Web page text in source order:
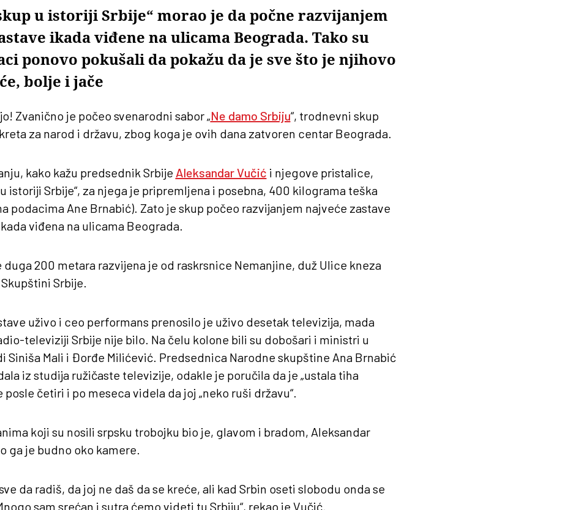
u istoriji Srbije“ morao je da počne razvijanjem
ikada viđene na ulicama Beograda. Tako su
ponovo pokušali da pokažu da je sve što je njihovo
bolje i jače
Zvanično je počeo svenarodni sabor „Ne damo Srbiju“, trodnevni skup
za narod i državu, zbog koga je ovih dana zatvoren centar Beograda.
kako kažu predsednik Srbije Aleksandar Vučić i njegove pristalice,
istoriji Srbije“, za njega je pripremljena i posebna, 400 kilograma teška
podacima Ane Brnabić). Zato je skup počeo razvijanjem najveće zastave
viđena na ulicama Beograda.
duga 200 metara razvijena je od raskrsnice Nemanjine, duž Ulice kneza
Srbije.
uživo i ceo performans prenosilo je uživo desetak televizija, mada
televiziji Srbije nije bilo. Na čelu kolone bili su dobošari i ministri u
Siniša Mali i Đorđe Milićević. Predsednica Narodne skupštine Ana Brnabić
iz studija ružičaste televizije, odakle je poručila da je „ustala tiha
posle četiri i po meseca videla da joj „neko ruši državu“.
koji su nosili srpsku trobojku bio je, glavom i bradom, Aleksandar
ga je budno oko kamere.
da radiš, da joj ne daš da se kreće, ali kad Srbin oseti slobodu onda se
sam srećan i sutra ćemo videti tu Srbiju“, rekao je Vučić.